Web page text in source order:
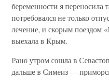
беременности я переносила
потребовался не только
лечение, и скорым поездом
выехала в Крым.
Рано утром сошла в
дальше в Симеиз —